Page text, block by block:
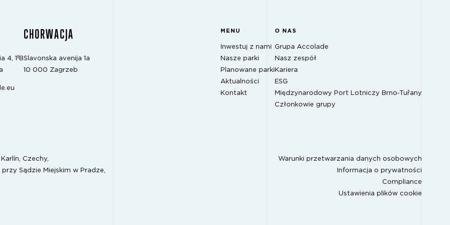
4, 1ºB
CHORWACJA
Slavonska avenija 1a
10 000 Zagrzeb
MENU
Inwestuj z nami
Nasze parki
Planowane parki
Aktualności
Kontakt
O NAS
Grupa Accolade
Nasz zespół
Kariera
ESG
Międzynarodowy Port Lotniczy Brno‑Tuřany
Członkowie grupy
Czechy,
Sądzie Miejskim w Pradze,
Warunki przetwarzania danych osobowych
Informacja o prywatności
Compliance
Ustawienia plików cookie